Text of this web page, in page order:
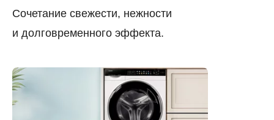
Сочетание свежести, нежности
и долговременного эффекта.